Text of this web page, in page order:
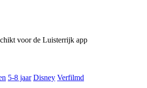
voor de Luisterrijk app
5-8 jaar Disney Verfilmd